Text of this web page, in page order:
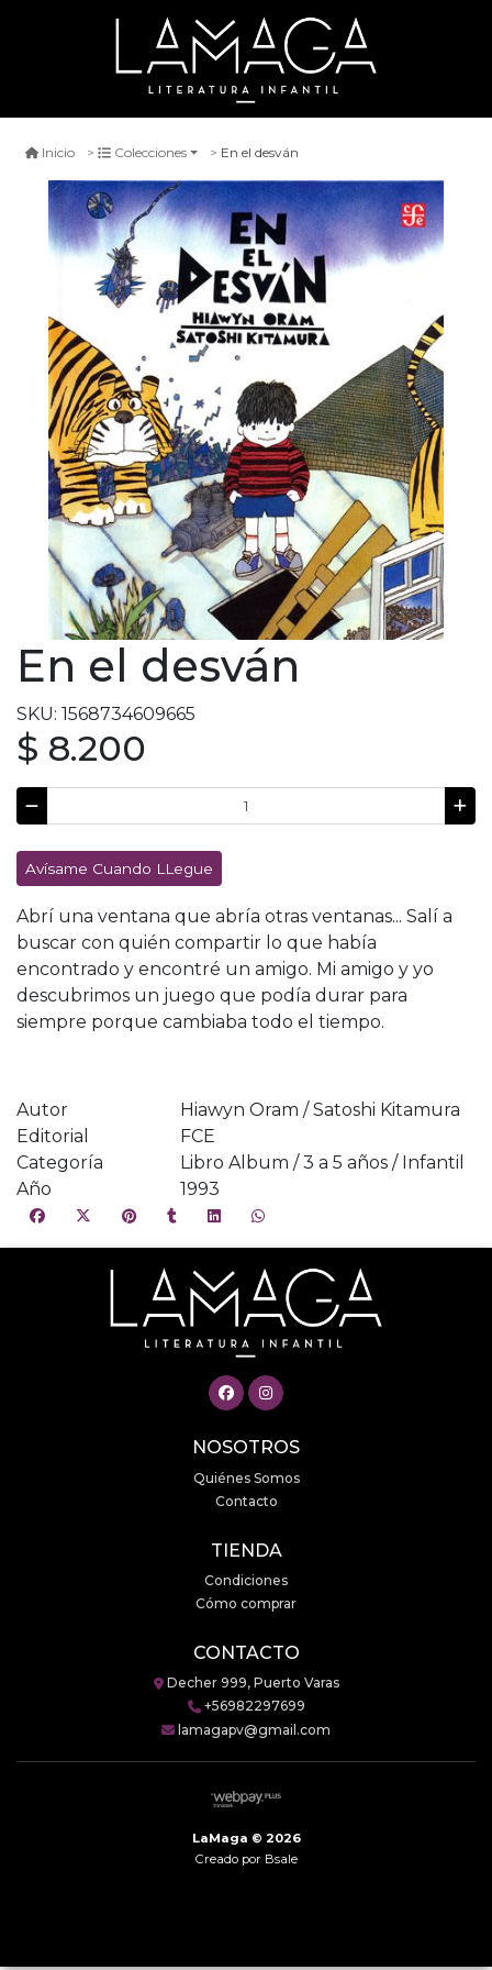
Inicio Colecciones En el desván
En el desván
SKU: 1568734609665
$ 8.200
Avísame Cuando LLegue
Abrí una ventana que abría otras ventanas... Salí a
buscar con quién compartir lo que había
encontrado y encontré un amigo. Mi amigo y yo
descubrimos un juego que podía durar para
siempre porque cambiaba todo el tiempo.
Autor
Hiawyn Oram / Satoshi Kitamura
Editorial
FCE
Categoría
Libro Album / 3 a 5 años / Infantil
Año
1993
NOSOTROS
Quiénes Somos
Contacto
TIENDA
Condiciones
Cómo comprar
CONTACTO
Decher 999, Puerto Varas
+56982297699
lamagapv@gmail.com
LaMaga © 2026
Creado por Bsale